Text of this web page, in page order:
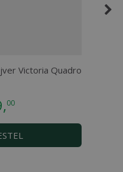
Victoria Quadro
,00